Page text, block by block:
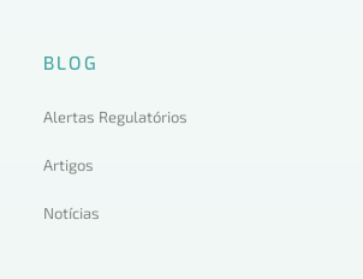
BLOG
Alertas Regulatórios
Artigos
Notícias